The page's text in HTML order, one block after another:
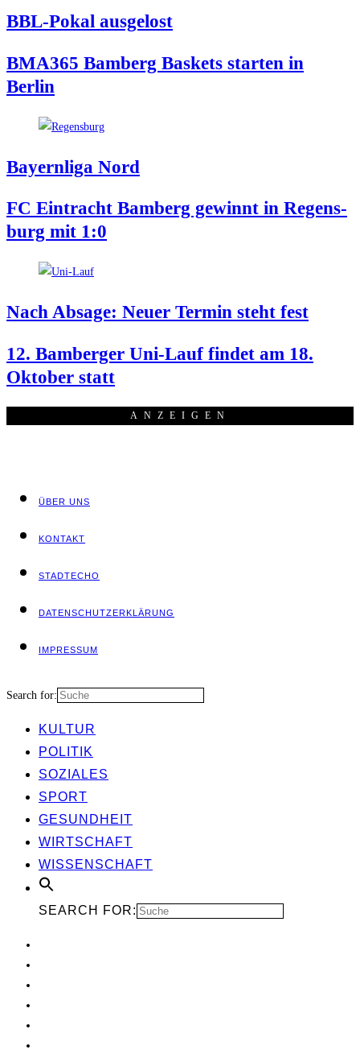
BBL-Pokal aus­ge­lost
BMA365 Bam­berg Bas­kets star­ten in
Berlin
Bay­ern­li­ga Nord
FC Ein­tracht Bam­berg gewinnt in Regens­
burg mit 1:0
Nach Absa­ge: Neu­er Ter­min steht fest
12. Bam­ber­ger Uni-Lauf fin­det am 18.
Okto­ber statt
ANZEI­GEN
ÜBER UNS
KON­TAKT
STADT­ECHO
DATEN­SCHUTZ­ER­KLÄ­RUNG
IMPRES­SUM
Search for:
KUL­TUR
POLI­TIK
SOZIA­LES
SPORT
GESUND­HEIT
WIRT­SCHAFT
WIS­SEN­SCHAFT
SEARCH FOR: